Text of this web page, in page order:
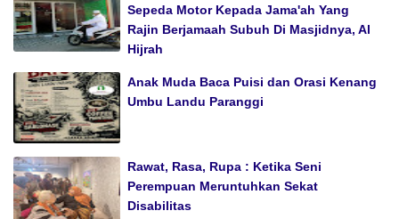
Sepeda Motor Kepada Jama'ah Yang
Rajin Berjamaah Subuh Di Masjidnya, Al
Hijrah
Anak Muda Baca Puisi dan Orasi Kenang
Umbu Landu Paranggi
Rawat, Rasa, Rupa : Ketika Seni
Perempuan Meruntuhkan Sekat
Disabilitas